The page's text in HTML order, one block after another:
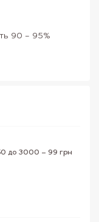
90 - 95%
до 3000 – 99 грн